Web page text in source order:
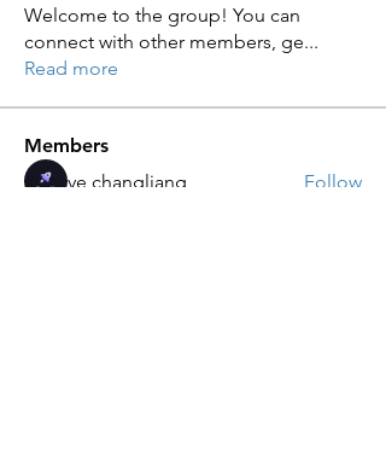
Welcome to the group! You can
connect with other members, ge...
Read more
Members
ye changliang
Follow